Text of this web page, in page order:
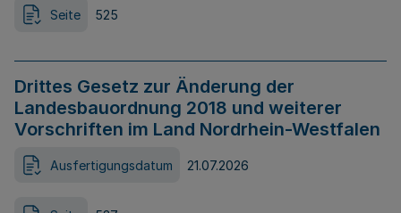
Seite 525
Drittes Gesetz zur Änderung der
Landesbauordnung 2018 und weiterer
Vorschriften im Land Nordrhein-Westfalen
Ausfertigungsdatum 21.07.2026